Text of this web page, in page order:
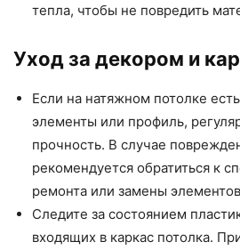
тепла, чтобы не повредить
Уход за декором и
Если на натяжном потолке
элементы или профиль,
прочность. В случае
рекомендуется обратиться к
ремонта или замены
Следите за состоянием
входящих в каркас потолка.